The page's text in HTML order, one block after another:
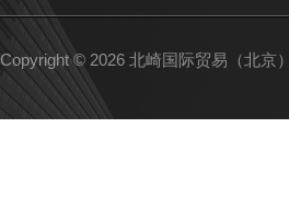
Copyright © 2026 北崎国际贸易（北京